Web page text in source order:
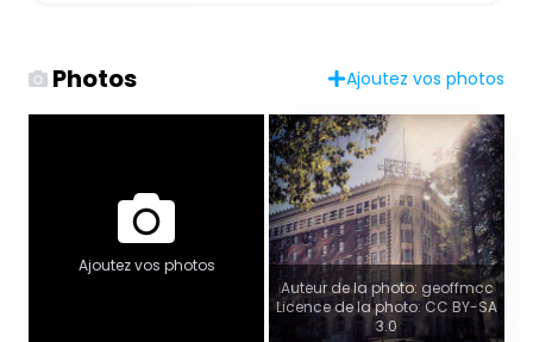
Photos Ajoutez vos photos
Ajoutez vos photos
Auteur de la photo: geoffmcc
Licence de la photo: CC BY-SA
3.0